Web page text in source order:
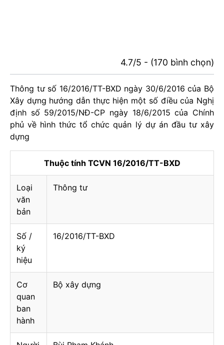
4.7/5 - (170 bình chọn)
Thông tư số 16/2016/TT-BXD ngày 30/6/2016 của Bộ
Xây dựng hướng dẫn thực hiện một số điều của Nghị
định số 59/2015/NĐ-CP ngày 18/6/2015 của Chính
phủ về hình thức tổ chức quản lý dự án đầu tư xây
dựng
Thuộc tính TCVN 16/2016/TT-BXD
Loại
văn
bản
Thông tư
Số /
ký
hiệu
16/2016/TT-BXD
Cơ
quan
ban
hành
Bộ xây dựng